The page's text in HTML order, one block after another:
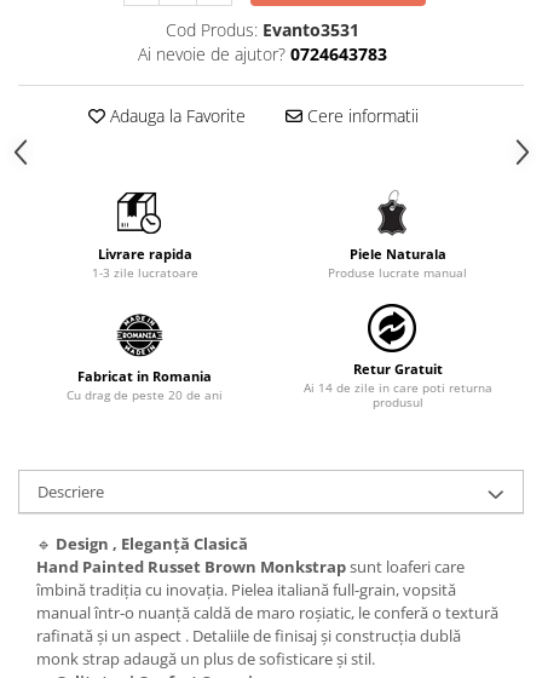
Cod Produs: Evanto3531
Ai nevoie de ajutor? 0724643783
Adauga la Favorite Cere informatii
Livrare rapida
1-3 zile lucratoare
Piele Naturala
Produse lucrate manual
Fabricat in Romania
Cu drag de peste 20 de ani
Retur Gratuit
Ai 14 de zile in care poti returna
produsul
Descriere
🔹 Design , Eleganță Clasică
Hand Painted Russet Brown Monkstrapsunt loaferi care
îmbină tradiția cu inovația. Pielea italiană full-grain, vopsită
manual într-o nuanță caldă de maro roșiatic, le conferă o textură
rafinată și un aspect . Detaliile de finisaj și construcția dublă
monk strap adaugă un plus de sofisticare și stil.